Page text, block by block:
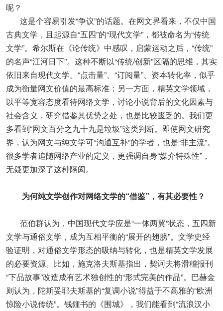
呢？
这是个容易引发“争议”的话题。在网文界看来，不仅中国
古典文学，且起源自“五四”的“现代文学”，都被命名为“传统
文学”。希尔斯在《论传统》中感叹，启蒙运动之后，“传统”
的名声“江河日下”。这种不断以“传统/创新”区隔的思维，其实
依旧来自现代文学。“点击量”、“订阅量”、资本转化率，似乎
成为衡量网文价值的最高标准；另一方面，精英文学领域，
以平等宽容态度看待网络文学，讨论小说背后的文化因素与
社会含义，研究借鉴其优势之处，也是比较匮乏的。我们更
多看到“网文百分之九十九是垃圾”这类判断。即使网文研究
界，认为网文与纯文学可“沟通互补”的学者，也是“非主流”。
很多学者追随网络产业的定义，更强调自身“媒介特殊性”，
无疑更加深了这种隔阂。
为何纯文学创作对网络文学的“借鉴”，有其必要性？
范伯群认为，中国现代文学应是“一体两翼”状态，五四新
文学与通俗文学，成为互相平衡的“展开的翅膀”。文学史经
验证明，对通俗文学形态的吸纳与转化，也是精英文学发展
的必要资源。比如，施克洛夫斯基指出，契诃夫将滑稽报刊
“下品故事”改造成有艺术独创性的“形式完美的作品”。巴赫金
则认为，陀斯妥耶夫斯基的“复调小说”得益于不高雅的“欧洲
惊险小说传统”。钱鍾书的《围城》，我们能看到“流浪汉小